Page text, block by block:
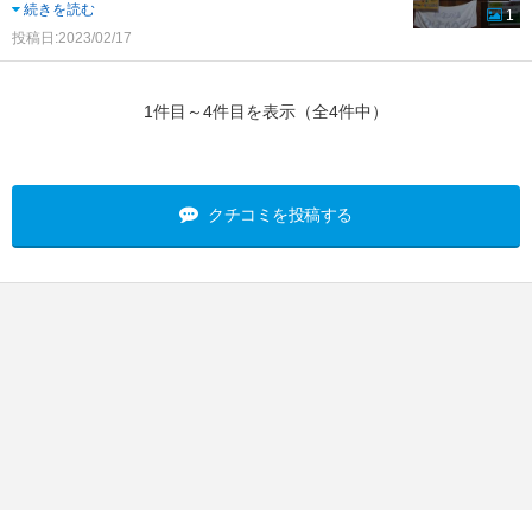
続きを読む
投稿日:2023/02/17
1
1件目～4件目を表示（全4件中）
クチコミを投稿する